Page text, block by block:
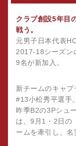
クラブ創設5年目
戦う。
元男子日本代表
2017-18シーズン
9名が新加入。
新チームのキャプ
#13小松秀平選手。
昨季B2の3Pシュ
は、9月1・2日の
ームを牽引し、名